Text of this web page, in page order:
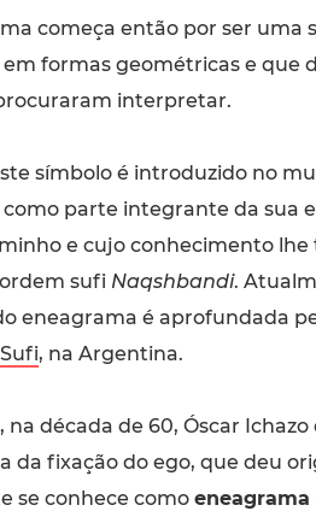
começa então por ser uma
formas geométricas e que
interpretar.
símbolo é introduzido no
parte integrante da sua
e cujo conhecimento
sufi Naqshbandi.
eneagrama é aprofundada
, na Argentina.
na década de 60, Óscar
da fixação do ego, que deu
se conhece como